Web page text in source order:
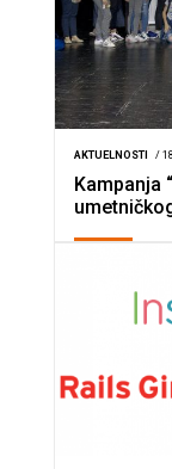
AKTUELNOSTI /
Kampanja